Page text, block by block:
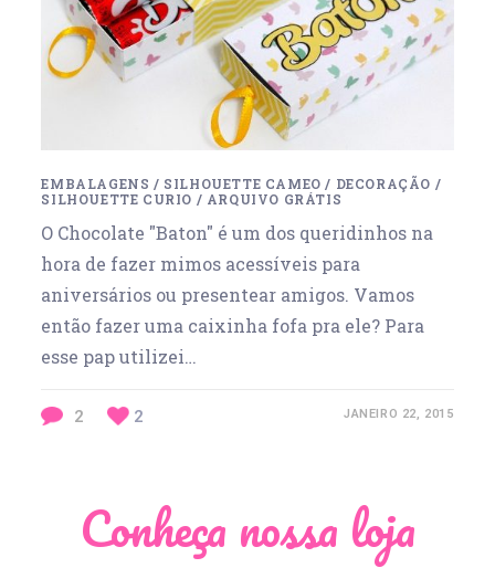
EMBALAGENS / SILHOUETTE CAMEO / DECORAÇÃO /
SILHOUETTE CURIO / ARQUIVO GRÁTIS
O Chocolate "Baton" é um dos queridinhos na
hora de fazer mimos acessíveis para
aniversários ou presentear amigos. Vamos
então fazer uma caixinha fofa pra ele? Para
esse pap utilizei…
2 2 JANEIRO 22, 2015
Conheça nossa loja